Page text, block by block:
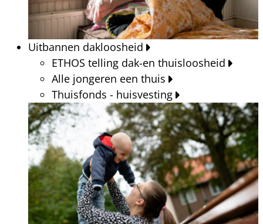
Uitbannen dakloosheid
ETHOS telling dak-en thuisloosheid
Alle jongeren een thuis
Thuisfonds - huisvesting